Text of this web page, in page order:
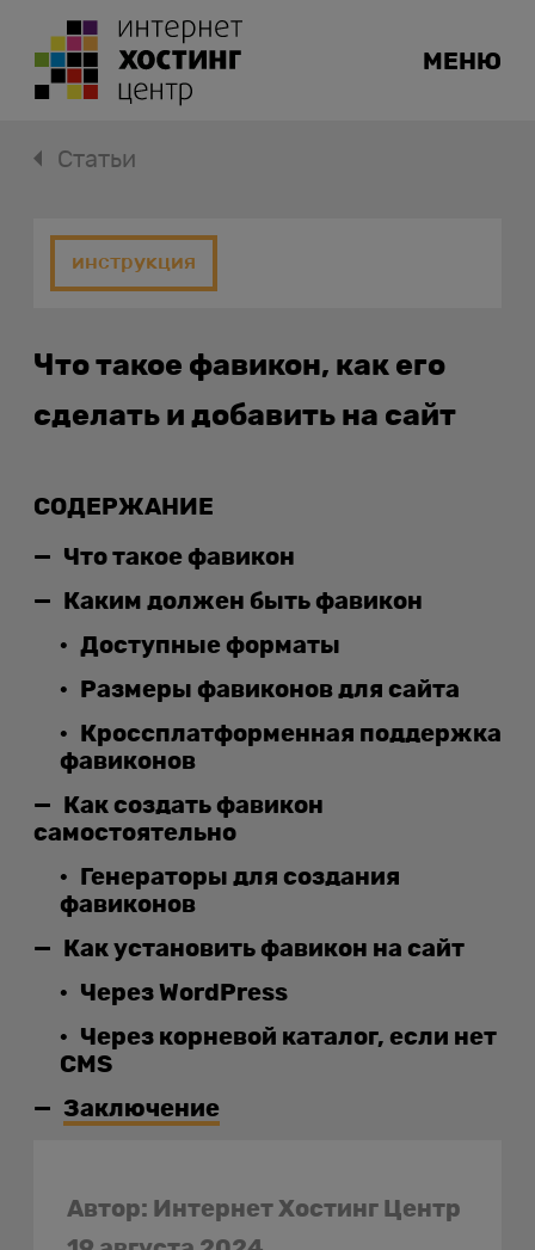
МЕНЮ
Статьи
инструкция
Что такое фавикон, как его
сделать и добавить на сайт
Автор: Интернет Хостинг Центр
СОДЕРЖАНИЕ
Что такое фавикон
Каким должен быть фавикон
Доступные форматы
Размеры фавиконов для сайта
Кроссплатформенная поддержка
фавиконов
Как создать фавикон
самостоятельно
Генераторы для создания
фавиконов
Как установить фавикон на сайт
Через WordPress
Через корневой каталог, если нет
CMS
Заключение